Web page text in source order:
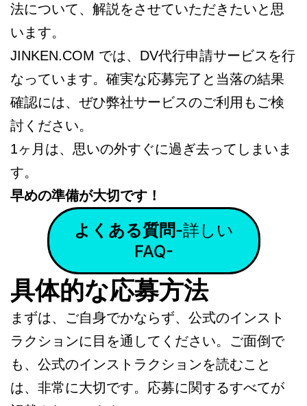
法について、解説をさせていただきたいと思
います。
JINKEN.COM では、DV代行申請サービスを行
なっています。確実な応募完了と当落の結果
確認には、ぜひ弊社サービスのご利用もご検
討ください。
1ヶ月は、思いの外すぐに過ぎ去ってしまいま
す。
早めの準備が大切です！
よくある質問-詳しい
FAQ-
具体的な応募方法
まずは、ご自身でかならず、公式のインスト
ラクションに目を通してください。ご面倒で
も、公式のインストラクションを読むこと
は、非常に大切です。応募に関するすべてが